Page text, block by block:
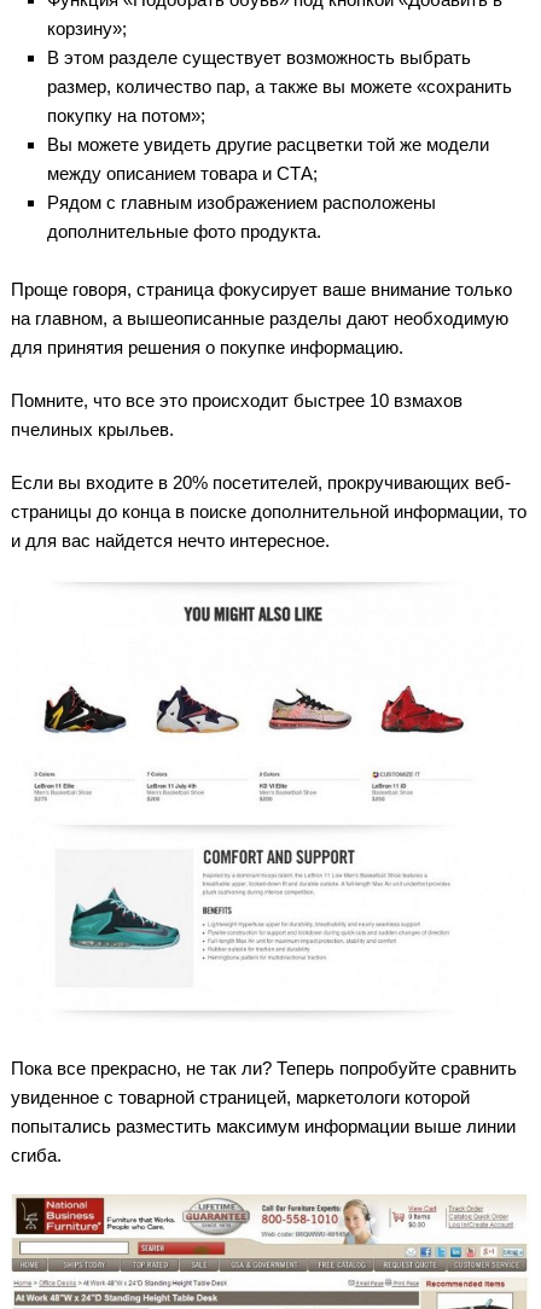
корзину»;
В этом разделе существует возможность выбрать
размер, количество пар, а также вы можете «сохранить
покупку на потом»;
Вы можете увидеть другие расцветки той же модели
между описанием товара и СТА;
Рядом с главным изображением расположены
дополнительные фото продукта.
Проще говоря, страница фокусирует ваше внимание только
на главном, а вышеописанные разделы дают необходимую
для принятия решения о покупке информацию.
Помните, что все это происходит быстрее 10 взмахов
пчелиных крыльев.
Если вы входите в 20% посетителей, прокручивающих веб-
страницы до конца в поиске дополнительной информации, то
и для вас найдется нечто интересное.
Пока все прекрасно, не так ли? Теперь попробуйте сравнить
увиденное с товарной страницей, маркетологи которой
попытались разместить максимум информации выше линии
сгиба.